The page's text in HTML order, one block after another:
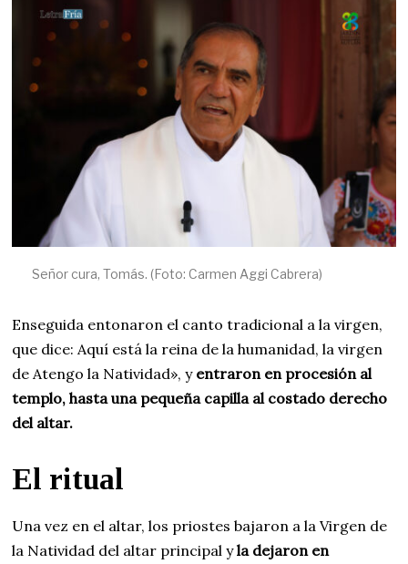
Señor cura, Tomás. (Foto: Carmen Aggi Cabrera)
Enseguida entonaron el canto tradicional a la virgen,
que dice: Aquí está la reina de la humanidad, la virgen
de Atengo la Natividad», y entraron en procesión al
templo, hasta una pequeña capilla al costado derecho
del altar.
El ritual
Una vez en el altar, los priostes bajaron a la Virgen de
la Natividad del altar principal yla dejaron en